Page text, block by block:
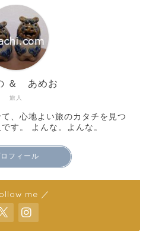
旅人
＆ あめお
、心地よい旅のカタチを見つ
す。 よんな。よんな。
フィール
me ／